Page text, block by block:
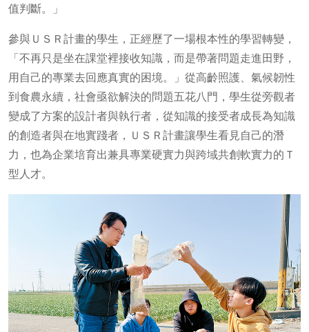
值判斷。」
參與ＵＳＲ計畫的學生，正經歷了一場根本性的學習轉變，
「不再只是坐在課堂裡接收知識，而是帶著問題走進田野，
用自己的專業去回應真實的困境。」從高齡照護、氣候韌性
到食農永續，社會亟欲解決的問題五花八門，學生從旁觀者
變成了方案的設計者與執行者，從知識的接受者成長為知識
的創造者與在地實踐者，ＵＳＲ計畫讓學生看見自己的潛
力，也為企業培育出兼具專業硬實力與跨域共創軟實力的Ｔ
型人才。